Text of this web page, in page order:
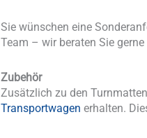
Sie wünschen eine
Team – wir beraten Sie
Zubehör
Zusätzlich zu den
Transportwagen erhalten.